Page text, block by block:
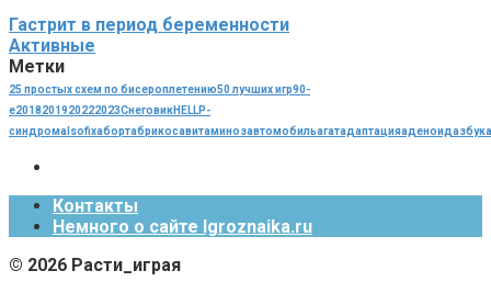
Гастрит в период беременности
Активные
Метки
25 простых схем по бисероплетению50 лучших игр90-
е2018201920222023CнеговикHELLP-
синдрома Isofixабортабрикосавитаминозавтомобильагатадаптацияаденоидазбука
Контакты
Немного о сайте Igroznaika.ru
© 2026 Расти_играя